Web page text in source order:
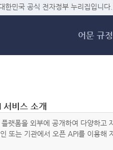
메
한민국 공식 전자정부 누리집입니다.
어문 규정
비스 소개
랫폼을 외부에 공개하여 다양하
또는 기관에서 오픈 API를 이용해